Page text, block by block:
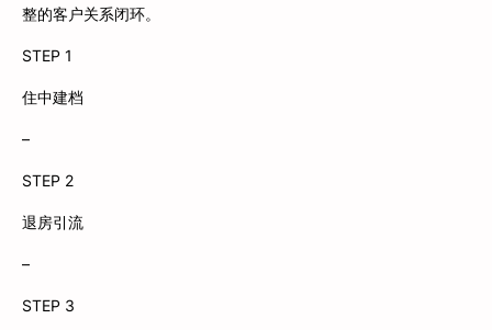
整的客户关系闭环。
STEP 1
住中建档
–
STEP 2
退房引流
–
STEP 3